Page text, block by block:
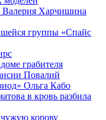
Валерия Харчишина
группы «Спайс
грабителя
Повалий
Ольга Кабо
в кровь разбила
корову